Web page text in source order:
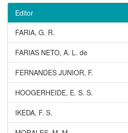
Editor
FARIA, G. R.
FARIAS NETO, A. L. de
FERNANDES JUNIOR, F.
HOOGERHEIDE, E. S. S.
IKEDA, F. S.